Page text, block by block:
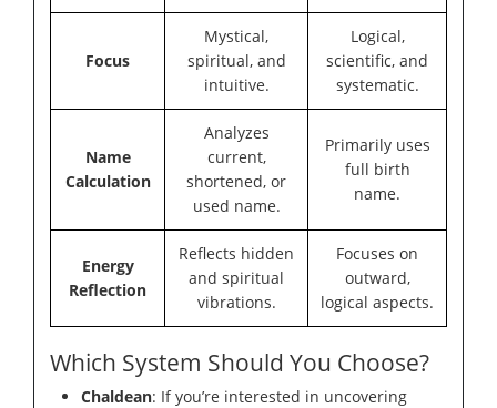
Focus
Mystical,
spiritual, and
intuitive.
Logical,
scientific, and
systematic.
Name
Calculation
Analyzes
current,
shortened, or
used name.
Primarily uses
full birth
name.
Energy
Reflection
Reflects hidden
and spiritual
vibrations.
Focuses on
outward,
logical aspects.
Which System Should You Choose?
Chaldean: If you’re interested in uncovering